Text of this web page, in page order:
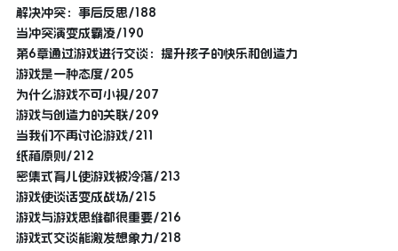
解决冲突：事后反思/188
当冲突演变成霸凌/190
第6章通过游戏进行交谈：提升孩子的快乐和创造力
游戏是一种态度/205
为什么游戏不可小视/207
游戏与创造力的关联/209
当我们不再讨论游戏/211
纸箱原则/212
密集式育儿使游戏被冷落/213
游戏使谈话变成战场/215
游戏与游戏思维都很重要/216
游戏式交谈能激发想象力/218